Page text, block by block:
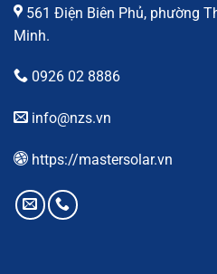
561 Điện Biên Phủ, phường
Minh.
0926 02 8886
info@nzs.vn
https://mastersolar.vn